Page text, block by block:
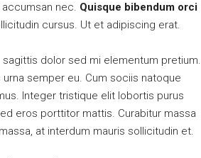
nec. Quisque bibendum orci
cursus. Ut et adipiscing erat.
dolor sed mi elementum pretium.
semper eu. Cum sociis natoque
Integer tristique elit lobortis purus
eros porttitor mattis. Curabitur massa
at interdum mauris sollicitudin et.